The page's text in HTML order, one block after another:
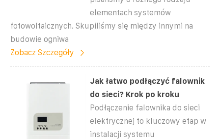
elementach systemów
fotowoltaicznych. Skupiliśmy się między innymi na
budowie ogniwa
Zobacz Szczegóły
Jak łatwo podłączyć falownik
do sieci? Krok po kroku
Podłączenie falownika do sieci
elektrycznej to kluczowy etap w
instalacji systemu